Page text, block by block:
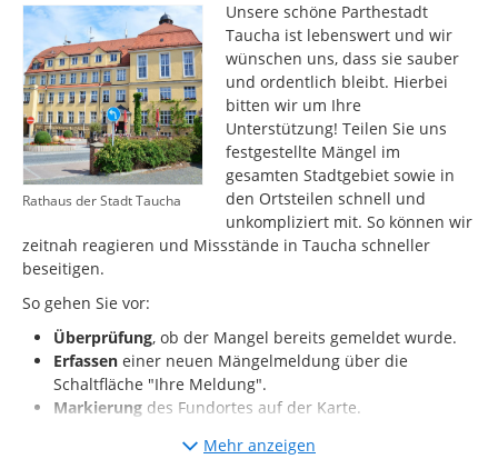
Rathaus der Stadt Taucha
Unsere schöne Parthestadt
Taucha ist lebenswert und wir
wünschen uns, dass sie sauber
und ordentlich bleibt. Hierbei
bitten wir um Ihre
Unterstützung! Teilen Sie uns
festgestellte Mängel im
gesamten Stadtgebiet sowie in
den Ortsteilen schnell und
unkompliziert mit. So können wir
zeitnah reagieren und Missstände in Taucha schneller
beseitigen.
So gehen Sie vor:
Überprüfung, ob der Mangel bereits gemeldet wurde.
Erfassen einer neuen Mängelmeldung über die
Schaltfläche "Ihre Meldung".
Markierung des Fundortes auf der Karte.
des Mangels und ggf. Hochladen von
Mehr anzeigen